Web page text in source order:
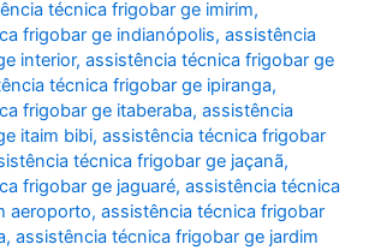
técnica frigobar ge imirim,
frigobar ge indianópolis,assistência
interior,assistência técnica frigobar ge
técnica frigobar ge ipiranga,
frigobar ge itaberaba,assistência
itaim bibi,assistência técnica frigobar
técnica frigobar ge jaçanã,
frigobar ge jaguaré,assistência técnica
aeroporto,assistência técnica frigobar
,assistência técnica frigobar ge jardim